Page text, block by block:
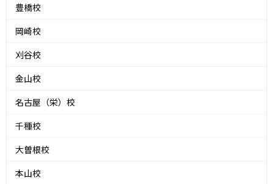
豊橋校
岡崎校
刈谷校
金山校
名古屋（栄）校
千種校
大曽根校
本山校